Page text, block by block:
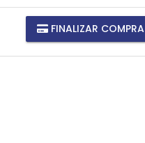
FINALIZAR COMPRA